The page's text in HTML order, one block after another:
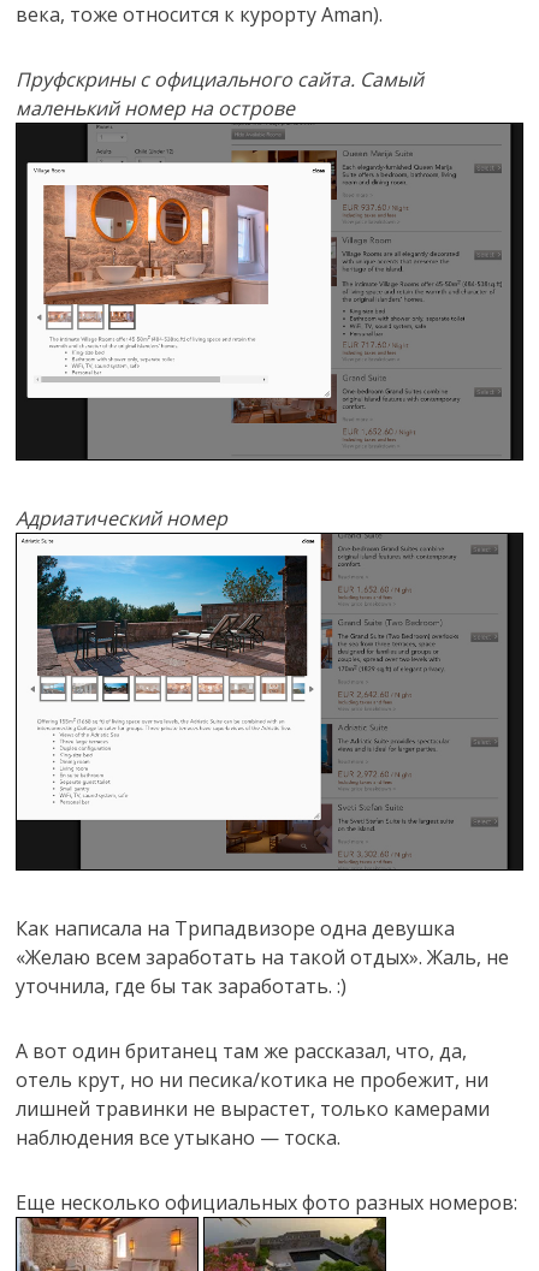
века, тоже относится к курорту Aman).
Пруфскрины с официального сайта. Самый
маленький номер на острове
Адриатический номер
Как написала на Трипадвизоре одна девушка
«Желаю всем заработать на такой отдых». Жаль, не
уточнила, где бы так заработать. :)
А вот один британец там же рассказал, что, да,
отель крут, но ни песика/котика не пробежит, ни
лишней травинки не вырастет, только камерами
наблюдения все утыкано — тоска.
Еще несколько официальных фото разных номеров: